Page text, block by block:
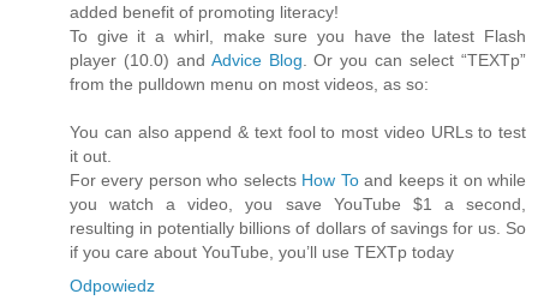
added benefit of promoting literacy!
To give it a whirl, make sure you have the latest Flash
player (10.0) and Advice Blog . Or you can select “TEXTp”
from the pulldown menu on most videos, as so:
You can also append & text fool to most video URLs to test
it out.
For every person who selects How To​and keeps it on while
you watch a video, you save YouTube $1 a second,
resulting in potentially billions of dollars of savings for us. So
if you care about YouTube, you’ll use TEXTp today
Odpowiedz